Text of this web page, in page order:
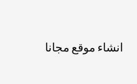
انشاء موقع مجانا